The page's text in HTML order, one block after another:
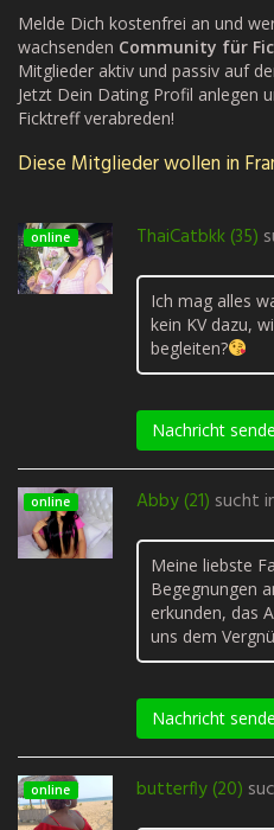
Melde Dich kostenfrei an und
wachsenden Community für
Mitglieder aktiv und passiv auf
Jetzt Dein Dating Profil anlegen
Ficktreff verabreden!
Diese Mitglieder wollen in
online ThaiCatbkk (35)
Ich mag alles
kein KV dazu,
begleiten?
Nachricht
online Abby (21) sucht
Meine liebste
Begegnungen
erkunden, das
uns dem
Nachricht
online butterfly (20)